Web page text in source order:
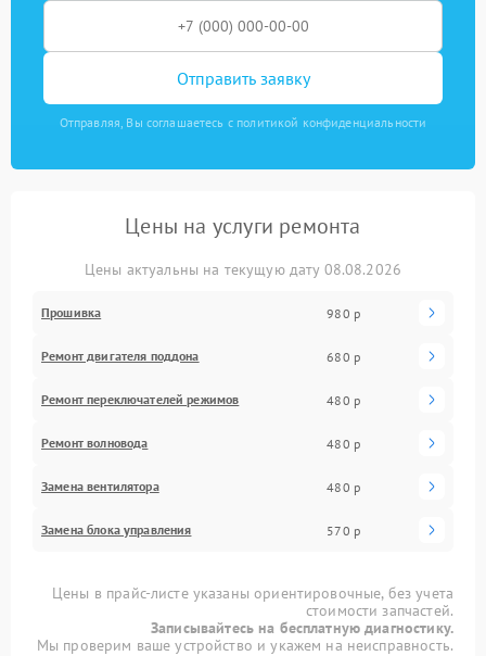
Отправить заявку
Отправляя, Вы соглашаетесь с политикой конфиденциальности
Цены на услуги ремонта
Цены актуальны на текущую дату 08.08.2026
Прошивка 980 р
Ремонт двигателя поддона 680 р
Ремонт переключателей режимов 480 р
Ремонт волновода 480 р
Замена вентилятора 480 р
Замена блока управления 570 р
Цены в прайс-листе указаны ориентировочные, без учета
стоимости запчастей.
Записывайтесь на бесплатную диагностику.
Мы проверим ваше устройство и укажем на неисправность.